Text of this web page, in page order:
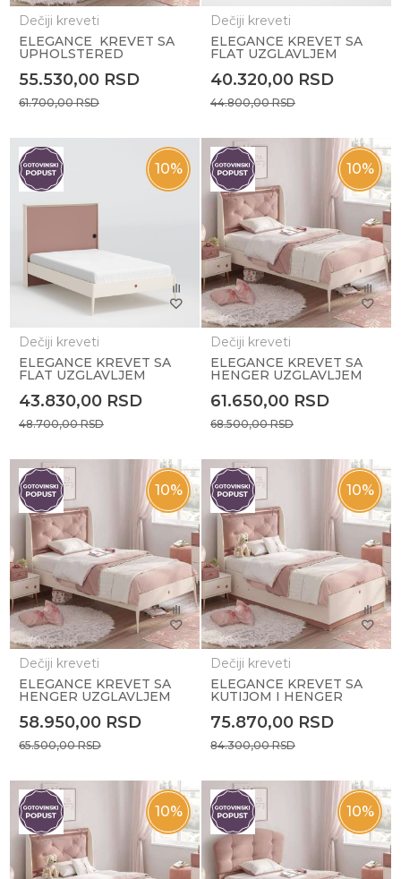
Dečiji kreveti
ELEGANCE KREVET SA
UPHOLSTERED
CM)
55.530,00 RSD
61.700,00RSD
Dečiji kreveti
ELEGANCE KREVET SA
FLAT UZGLAVLJEM
40.320,00 RSD
44.800,00RSD
10%
Dečiji kreveti
ELEGANCE KREVET SA
FLAT UZGLAVLJEM
43.830,00 RSD
48.700,00RSD
10%
Dečiji kreveti
ELEGANCE KREVET SA
HENGER UZGLAVLJEM
61.650,00 RSD
68.500,00RSD
10%
Dečiji kreveti
ELEGANCE KREVET SA
HENGER UZGLAVLJEM
58.950,00 RSD
65.500,00RSD
10%
Dečiji kreveti
ELEGANCE KREVET SA
KUTIJOM I HENGER
cm)
75.870,00 RSD
84.300,00RSD
10% 10%